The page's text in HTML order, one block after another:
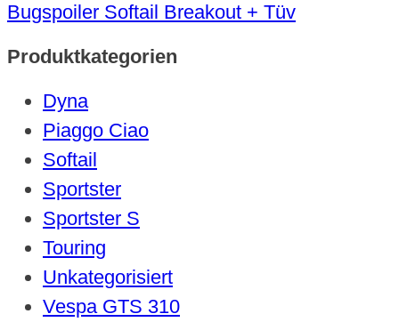
Bugspoiler Softail Breakout + Tüv
Produktkategorien
Dyna
Piaggo Ciao
Softail
Sportster
Sportster S
Touring
Unkategorisiert
Vespa GTS 310